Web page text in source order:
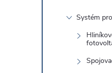
Systém